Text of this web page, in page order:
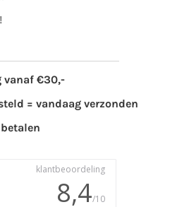
vanaf €30,-
= vandaag verzonden